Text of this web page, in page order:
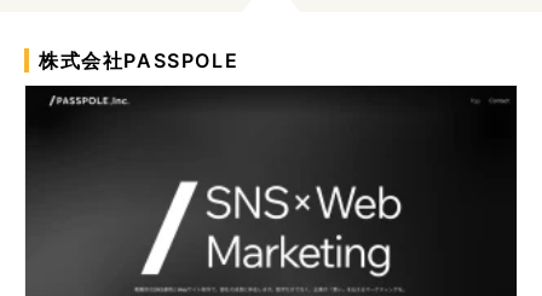
株式会社PASSPOLE